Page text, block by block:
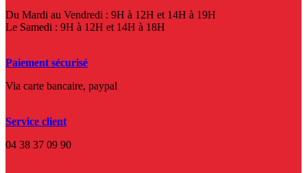
Du Mardi au Vendredi : 9H à 12H et 14H à 19H
Le Samedi : 9H à 12H et 14H à 18H
Paiement sécurisé
Via carte bancaire, paypal
Service client
04 38 37 09 90